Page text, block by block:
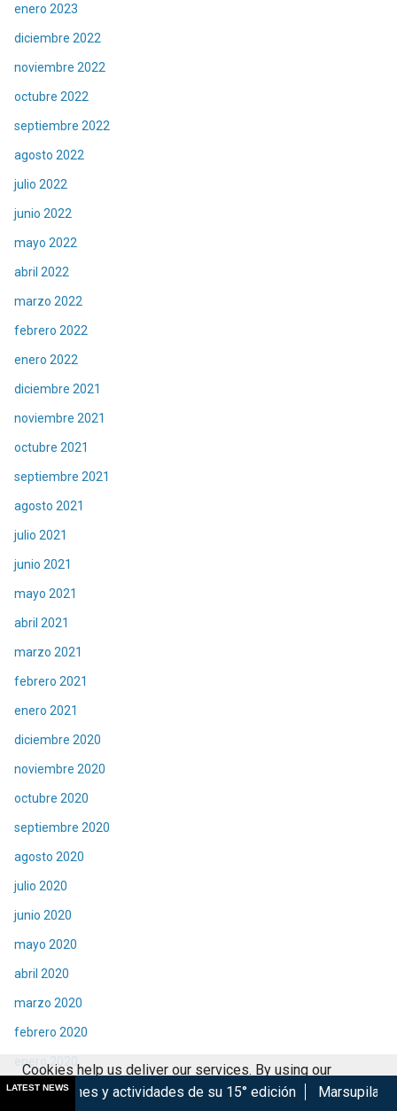
enero 2023
diciembre 2022
noviembre 2022
octubre 2022
septiembre 2022
agosto 2022
julio 2022
junio 2022
mayo 2022
abril 2022
marzo 2022
febrero 2022
enero 2022
diciembre 2021
noviembre 2021
octubre 2021
septiembre 2021
agosto 2021
julio 2021
junio 2021
mayo 2021
abril 2021
marzo 2021
febrero 2021
enero 2021
diciembre 2020
noviembre 2020
octubre 2020
septiembre 2020
agosto 2020
julio 2020
junio 2020
mayo 2020
abril 2020
marzo 2020
febrero 2020
enero 2020
diciembre 2019
LATEST NEWS
actividades de su 15° edición Marsupilami: Caos a Bordo
Cookies help us deliver our services. By using our
services, you agree to our use of cookies.
Got it